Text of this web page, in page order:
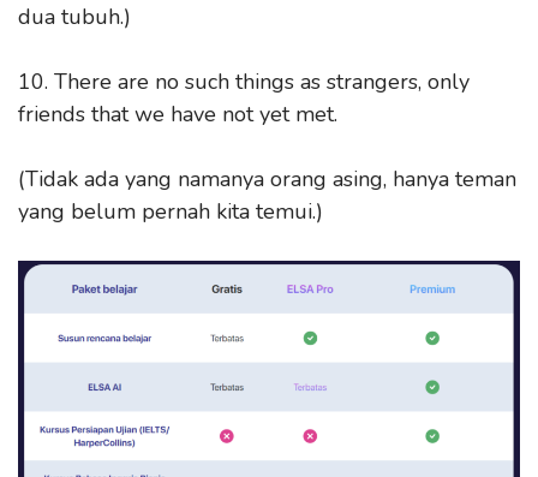
dua tubuh.)
10. There are no such things as strangers, only
friends that we have not yet met.
(Tidak ada yang namanya orang asing, hanya teman
yang belum pernah kita temui.)